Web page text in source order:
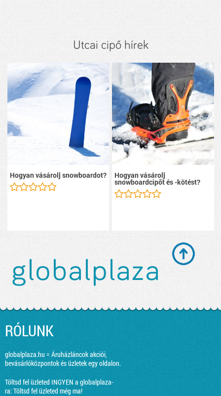
Utcai cipő hírek
Hogyan vásárolj snowboardot? Hogyan vásárolj
snowboardcipőt és -kötést?
RÓLUNK
globalplaza.hu = Áruházláncok akciói,
bevásárlóközpontok és üzletek egy oldalon.
Töltsd fel üzleted INGYEN a globalplaza-
ra:Töltsd fel üzleted még ma!